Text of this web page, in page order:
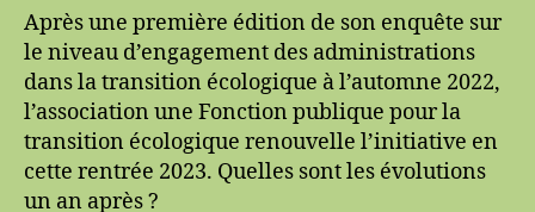
auprès
des
agents
publics
sur
la
prise
Après une première édition de son enquête sur
le niveau d’engagement des administrations
dans la transition écologique à l’automne 2022,
l’association une Fonction publique pour la
transition écologique renouvelle l’initiative en
cette rentrée 2023. Quelles sont les évolutions
un an après ?